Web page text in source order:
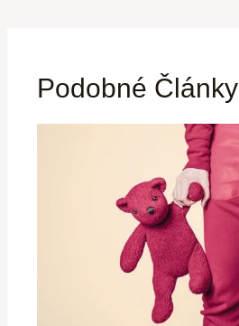
Podobné Články